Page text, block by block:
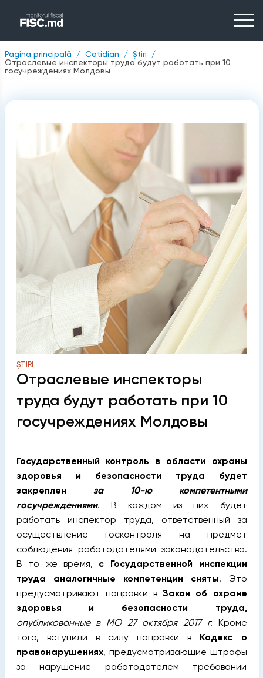
Pagina principală Cotidian
Știri
Отраслевые инспекторы труда будут работать при 10
госучреждениях Молдовы
ȘTIRI
Отраслевые инспекторы
труда будут работать при 10
госучреждениях Молдовы
Государственный контроль в области охраны
здоровья и безопасности труда будет
закреплен за 10-ю компетентными
госучреждениями. В каждом из них будет
работать инспектор труда, ответственный за
осуществление госконтроля на предмет
соблюдения работодателями законодательства.
В то же время, с Государственной инспекции
труда аналогичные компетенции сняты. Это
предусматривают поправки вЗакон об охране
здоровья и безопасности труда,
опубликованные в МО 27 октября 2017 г.Кроме
того, вступили в силу поправки в Кодекс о
правонарушениях, предусматривающие штрафы
за нарушение работодателем требований